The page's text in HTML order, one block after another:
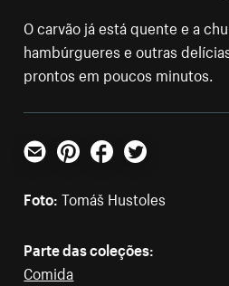
O carvão já está quente e a
hambúrgueres e outras
prontos em poucos minutos.
E-mailPinterestFacebookTwitter
Foto:Tomáš Hustoles
Parte das coleções:
Comida